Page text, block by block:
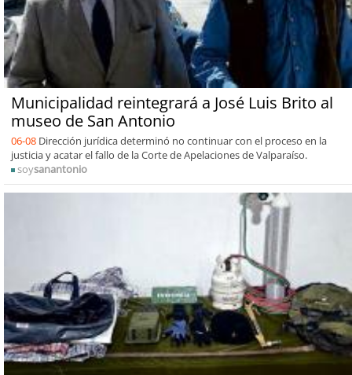
Municipalidad reintegrará a José Luis Brito al
museo de San Antonio
06-08 Dirección jurídica determinó no continuar con el proceso en la
justicia y acatar el fallo de la Corte de Apelaciones de Valparaíso.
soysanantonio